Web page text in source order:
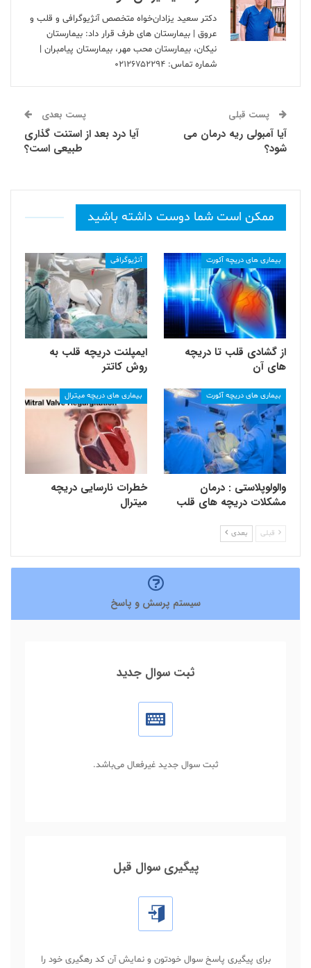
دکتر سعید یزادان‌خواه متخصص آنژیوگرافی و قلب و
عروق | بیمارستان های طرف قرار داد: بیمارستان
نیکان، بیمارستان محب مهر، بیمارستان پیامبران |
شماره تماس: ۰۲۱۲۶۷۵۲۲۹۴
پست قبلی
آیا آمبولی ریه درمان می
شود؟
پست بعدی
آیا درد بعد از استنت گذاری
طبیعی است؟
ممکن است شما دوست داشته باشید
بیماری های دریچه آئورت
از گشادی قلب تا دریچه
های آن
آنژیوگرافی
ایمپلنت دریچه قلب به
روش کاتتر
بیماری های دریچه آئورت
والولوپلاستی : درمان
مشکلات دریچه های قلب
بیماری های دریچه میترال
خطرات نارسایی دریچه
میترال
قبلی بعدی
سیستم پرسش و پاسخ
ثبت سوال جدید
ثبت سوال جدید غیرفعال می‌باشد.
پیگیری سوال قبل
برای پیگیری پاسخ سوال خودتون و نمایش آن کد رهگیری خود را